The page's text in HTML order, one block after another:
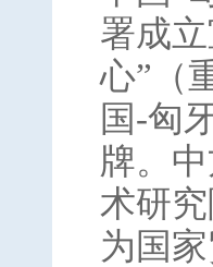
署成
心”（
国-匈
牌。
术研
为国